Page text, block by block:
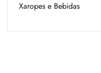
Xaropes e Bebidas